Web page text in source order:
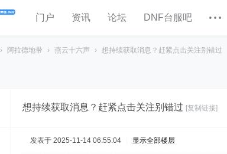
门户 资讯 论坛 DNF台服吧
› 阿拉德地带 › 燕云十六声 › 想持续获取消息？赶紧点击关注别错过
想持续获取消息？赶紧点击关注别错过 [复制链接]
发表于 2025-11-14 06:55:04 显示全部楼层